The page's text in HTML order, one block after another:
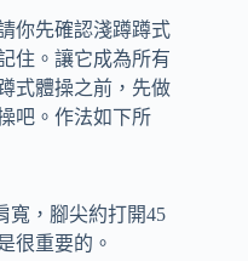
你先確認淺蹲蹲式
住。讓它成為所有
式體操之前，先做
吧。作法如下所
寬，腳尖約打開45
很重要的。